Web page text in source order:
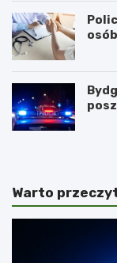
Warto